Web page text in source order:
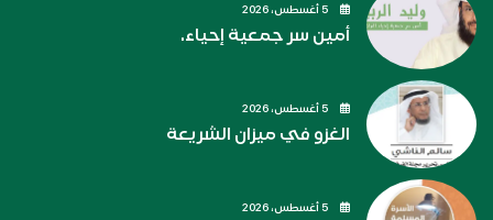
أمين سر جمعية إحياء.
الغزو في ميزان الشريعة